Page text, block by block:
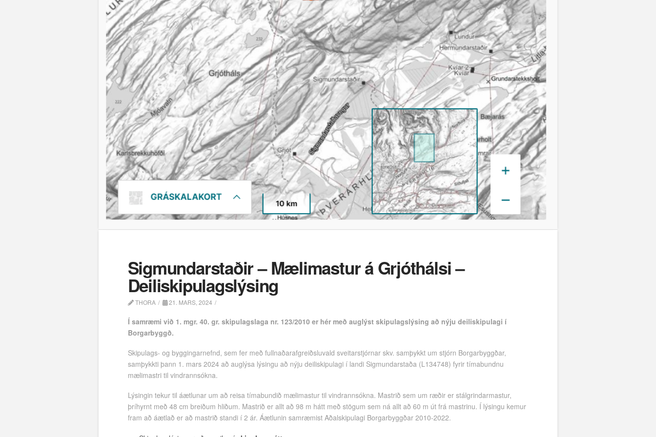
Sigmundarstaðir – Mælimastur á Grjóthálsi –
Deiliskipulagslýsing
THORA 21. MARS, 2024
Í samræmi við 1. mgr. 40. gr. skipulagslaga nr. 123/2010 er hér með auglýst skipulagslýsing að nýju deiliskipulagi í
Borgarbyggð.
Skipulags- og byggingarnefnd, sem fer með fullnaðarafgreiðsluvald sveitarstjórnar skv. samþykkt um stjórn Borgarbyggðar,
samþykkti þann 1. mars 2024 að auglýsa lýsingu að nýju deiliskipulagi í landi Sigmundarstaða (L134748) fyrir tímabundnu
mælimastri til vindrannsókna.
Lýsingin tekur til áætlunar um að reisa tímabundið mælimastur til vindrannsókna. Mastrið sem um ræðir er stálgrindarmastur,
þríhyrnt með 48 cm breiðum hliðum. Mastrið er allt að 98 m hátt með stögum sem ná allt að 60 m út frá mastrinu. Í lýsingu kemur
fram að áætlað er að mastrið standi í 2 ár. Áætlunin samræmist Aðalskipulagi Borgarbyggðar 2010-2022.